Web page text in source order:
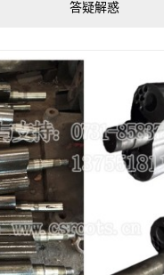
答疑解惑